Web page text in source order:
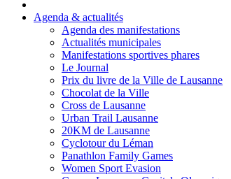
Agenda & actualités
Agenda des manifestations
Actualités municipales
Manifestations sportives phares
Le Journal
Prix du livre de la Ville de Lausanne
Chocolat de la Ville
Cross de Lausanne
Urban Trail Lausanne
20KM de Lausanne
Cyclotour du Léman
Panathlon Family Games
Women Sport Evasion